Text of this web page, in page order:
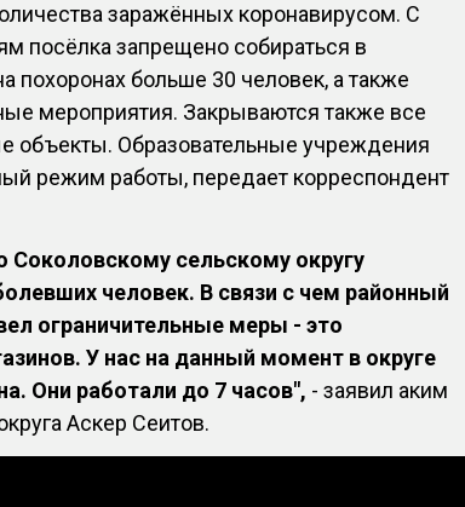
заражённых коронавирусом. С
посёлка запрещено собираться в
похоронах больше 30 человек, а также
мероприятия. Закрываются также все
объекты. Образовательные учреждения
режим работы, передает корреспондент
Соколовскому сельскому округу
человек. В связи с чем районный
ограничительные меры - это
У нас на данный момент в округе
Они работали до 7 часов", - заявил аким
Аскер Сеитов.